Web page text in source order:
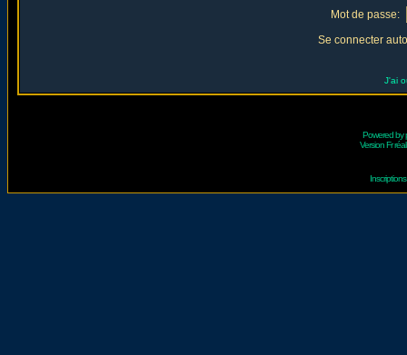
Mot de passe:
Se connecter
J'ai
Powered by
Version Fr